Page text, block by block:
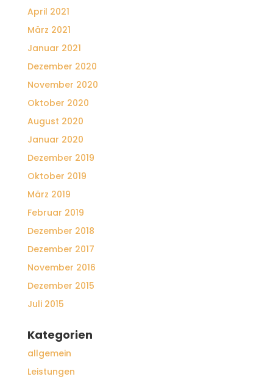
April 2021
März 2021
Januar 2021
Dezember 2020
November 2020
Oktober 2020
August 2020
Januar 2020
Dezember 2019
Oktober 2019
März 2019
Februar 2019
Dezember 2018
Dezember 2017
November 2016
Dezember 2015
Juli 2015
Kategorien
allgemein
Leistungen